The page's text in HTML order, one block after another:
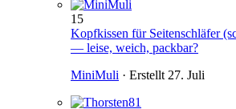
15
Kopfkissen für Seitenschläfer
— leise, weich, packbar?
MiniMuli · Erstellt 27. Juli